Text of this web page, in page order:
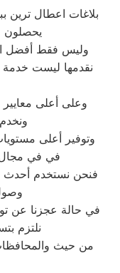
بلاغات اعطال ترين
يحصلون
وليس فقط أفضل
نقدمها ليست
وعلى أعلى
وتوفير أعلى
في في مجال
فنحن نستخدم أحدث
نلتزم
من حيث